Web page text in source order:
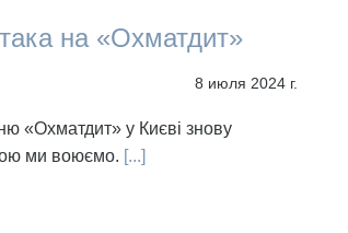
на «Охматдит»
8 июля 2024 г.
«Охматдит» у Києві знову
ми воюємо. [...]